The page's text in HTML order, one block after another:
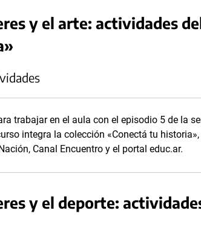
y el arte: actividades
trabajar en el aula con el episodio 5 de la
integra la colección «Conectá tu
Canal Encuentro y el portal educ.ar.
y el deporte: